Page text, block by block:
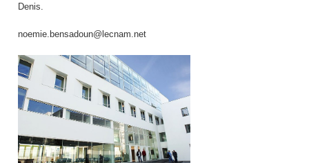
Denis.
noemie.bensadoun@lecnam.net